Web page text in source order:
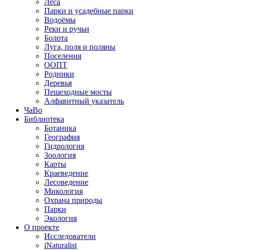
Леса
Парки и усадебные парки
Водоёмы
Реки и ручьи
Болота
Луга, поля и поляны
Поселения
ООПТ
Родники
Деревья
Пешеходные мосты
Алфавитный указатель
ЧаВо
Библиотека
Ботаника
География
Гидрология
Зоология
Карты
Краеведение
Лесоведение
Микология
Охрана природы
Парки
Экология
О проекте
Исследователи
iNaturalist